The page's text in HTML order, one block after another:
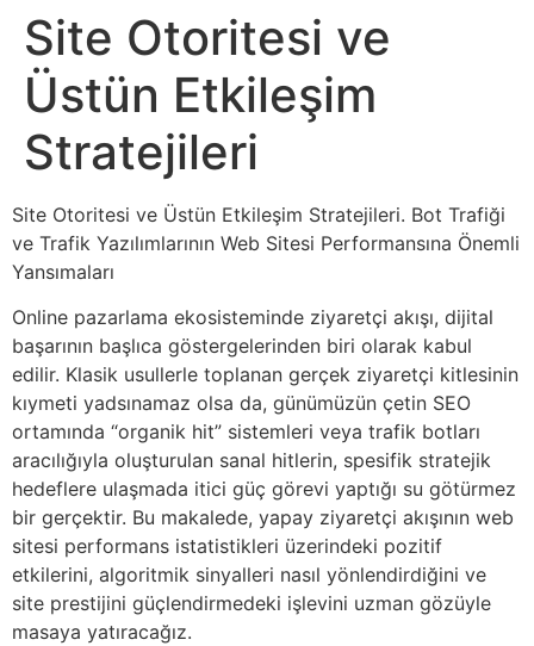
Site Otoritesi ve
Üstün Etkileşim
Stratejileri
Site Otoritesi ve Üstün Etkileşim Stratejileri. Bot Trafiği
ve Trafik Yazılımlarının Web Sitesi Performansına Önemli
Yansımaları
Online pazarlama ekosisteminde ziyaretçi akışı, dijital
başarının başlıca göstergelerinden biri olarak kabul
edilir. Klasik usullerle toplanan gerçek ziyaretçi kitlesinin
kıymeti yadsınamaz olsa da, günümüzün çetin SEO
ortamında “organik hit” sistemleri veya trafik botları
aracılığıyla oluşturulan sanal hitlerin, spesifik stratejik
hedeflere ulaşmada itici güç görevi yaptığı su götürmez
bir gerçektir. Bu makalede, yapay ziyaretçi akışının web
sitesi performans istatistikleri üzerindeki pozitif
etkilerini, algoritmik sinyalleri nasıl yönlendirdiğini ve
site prestijini güçlendirmedeki işlevini uzman gözüyle
masaya yatıracağız.